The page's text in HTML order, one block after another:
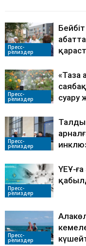
Пресс-
релиздер
Пресс-
релиздер
«Таза
суару
Пресс-
релиздер
Пресс-
релиздер
ҮЕҰ-
Пресс-
релиздер